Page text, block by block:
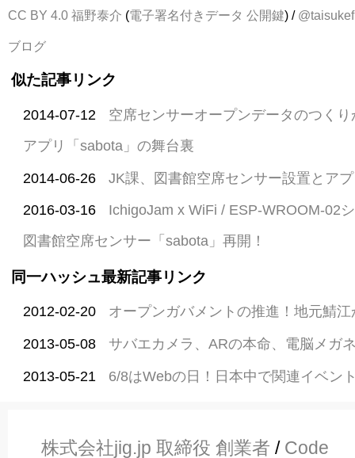
CC BY 4.0 福野泰介 (電子署名付きデータ 公開鍵) / @taisukef
ブログ
似た記事リンク
2014-07-12
空席センサーオープンデータのつく
アプリ「sabota」の舞台裏
2014-06-26 JK課、図書館空席センサー設置とア
2016-03-16
IchigoJam x WiFi / ESP-WROOM-02
図書館空席センサー「sabota」再開！
同一ハッシュ最新記事リンク
2012-02-20 オープンガバメントの推進！地元鯖
2013-05-08 サバエカメラ、ARの本命、電脳メガ
2013-05-21 6/8はWebの日！日本中で関連イベン
株式会社jig.jp 取締役 創業者 / Code